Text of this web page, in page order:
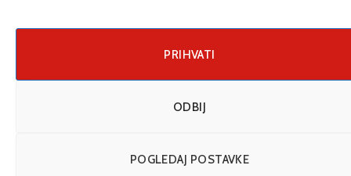
PRIHVATI
ODBIJ
POGLEDAJ POSTAVKE